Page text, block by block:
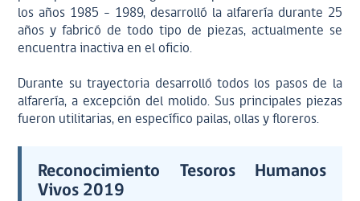
los años 1985 - 1989, desarrolló la alfarería durante 25
años y fabricó de todo tipo de piezas, actualmente se
encuentra inactiva en el oficio.
Durante su trayectoria desarrolló todos los pasos de la
alfarería, a excepción del molido. Sus principales piezas
fueron utilitarias, en específico pailas, ollas y floreros.
Reconocimiento Tesoros Humanos
Vivos 2019